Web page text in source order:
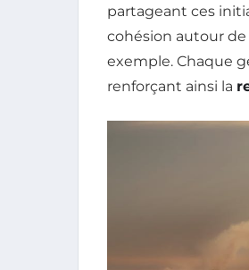
partageant ces
cohésion autour de
exemple. Chaque
renforçant ainsi la